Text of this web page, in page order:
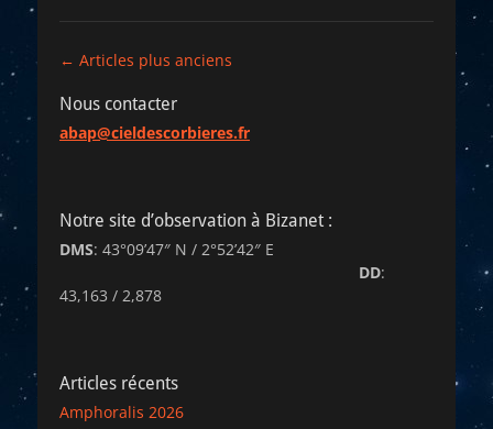
Navigation
articles
← Articles plus anciens
Nous contacter
abap@cieldescorbieres.fr
Notre site d’observation à Bizanet :
DMS: 43°09’47″ N / 2°52’42″ E
DD:
43,163 / 2,878
Articles récents
Amphoralis 2026